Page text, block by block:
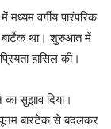
वर्गीय पारंपरिक
बार्टेक था। शुरुआत में
हासिल की।
सुझाव दिया।
पूनम बारटेक से बदलकर